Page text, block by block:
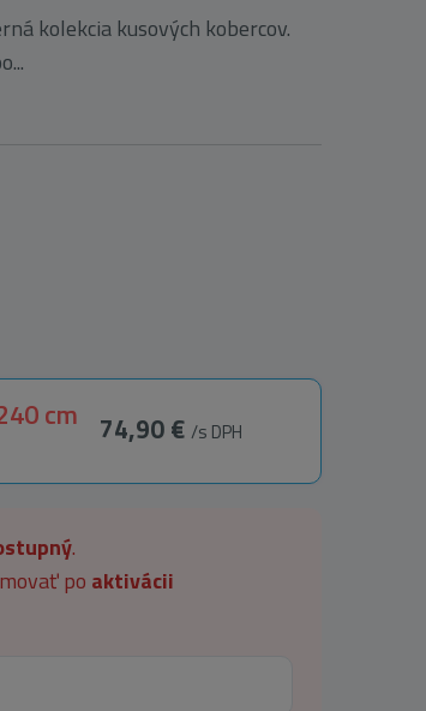
kolekcia kusových kobercov.
cm
74,90 € /s DPH
.
po aktivácii